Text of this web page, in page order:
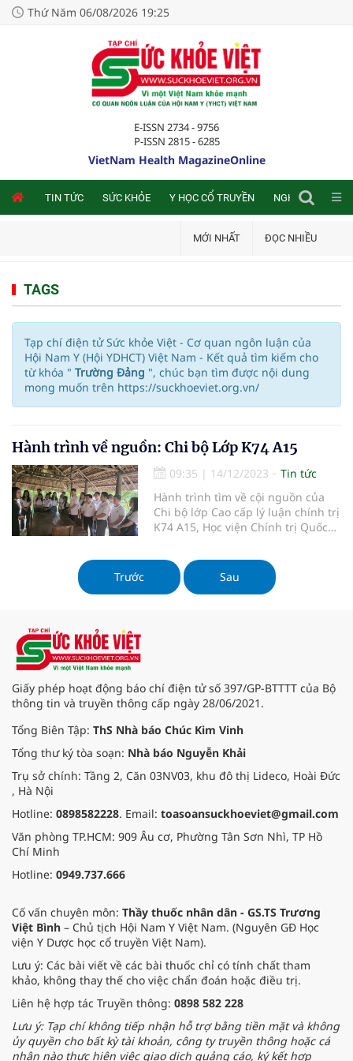
Thứ Năm 06/08/2026 19:25
E-ISSN 2734 - 9756
P-ISSN 2815 - 6285
VietNam Health MagazineOnline
TIN TỨC SỨC KHỎE Y HỌC CỔ TRUYỀN NGHIÊN CỨU
MỚI NHẤT ĐỌC NHIỀU
TAGS
Tạp chí điện tử Sức khỏe Việt - Cơ quan ngôn luận của
Hội Nam Y (Hội YDHCT) Việt Nam - Kết quả tìm kiếm cho
từ khóa " Trường Đảng ", chúc bạn tìm được nội dung
mong muốn trên https://suckhoeviet.org.vn/
Hành trình về nguồn: Chi bộ Lớp K74 A15
09:35 | 14/12/2023
Tin tức
Hành trình tìm về cội nguồn của
Chi bộ lớp Cao cấp lý luận chính trị
K74 A15, Học viện Chính trị Quốc
13/12/2023, như đang được quay
ngược dòng sông thời gian, trở về
với những trang sử hào hùng, nơi
viên gạch, mỗi tán lá đều chứa
đựng câu chuyện về lòng dũng
cảm và trí tuệ.
Trước Sau
Giấy phép hoạt động báo chí điện tử số 397/GP-BTTTT của Bộ
thông tin và truyền thông cấp ngày 28/06/2021.
Tổng Biên Tập: ThS Nhà báo Chúc Kim Vinh
Tổng thư ký tòa soạn: Nhà báo Nguyễn Khải
Trụ sở chính: Tầng 2, Căn 03NV03, khu đô thị Lideco, Hoài Đức
, Hà Nội
Hotline: 0898582228. Email: toasoansuckhoeviet@gmail.com
Văn phòng TP.HCM: 909 Âu cơ, Phường Tân Sơn Nhì, TP Hồ
Chí Minh
Hotline: 0949.737.666
Cố vấn chuyên môn: Thầy thuốc nhân dân - GS.TS Trương
Việt Bình – Chủ tịch Hội Nam Y Việt Nam. (Nguyên GĐ Học
viện Y Dược học cổ truyền Việt Nam).
Lưu ý: Các bài viết về các bài thuốc chỉ có tính chất tham
khảo, không thay thế cho việc chẩn đoán hoặc điều trị.
Liên hệ hợp tác Truyền thông: 0898 582 228
Lưu ý: Tạp chí không tiếp nhận hỗ trợ bằng tiền mặt và không
ủy quyền cho bất kỳ tài khoản, công ty truyền thông hoặc cá
nhân nào thực hiện việc giao dịch quảng cáo, ký kết hợp